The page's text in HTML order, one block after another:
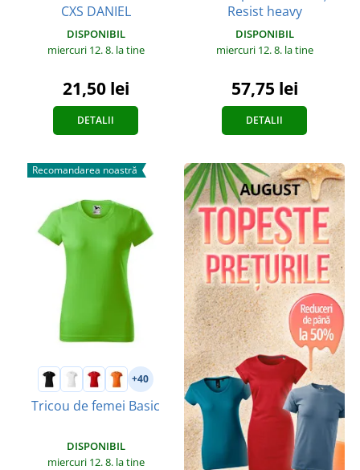
CXS DANIEL
DISPONIBIL
miercuri 12. 8. la tine
21,50 lei
DETALII
Resist heavy
DISPONIBIL
miercuri 12. 8. la tine
57,75 lei
DETALII
Recomandarea noastră
+40
Tricou de femei Basic
DISPONIBIL
miercuri 12. 8. la tine